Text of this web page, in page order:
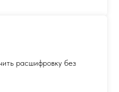
расшифровку без